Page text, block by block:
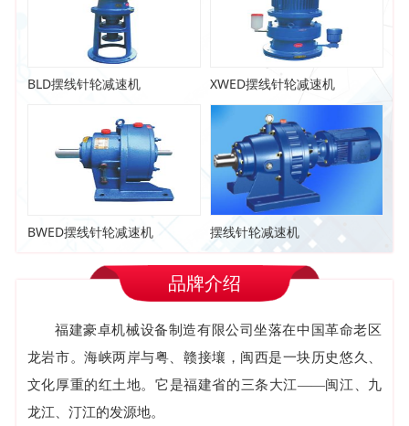
BLD摆线针轮减速机 XWED摆线针轮减速机
BWED摆线针轮减速机 摆线针轮减速机
品牌介绍
福建豪卓机械设备制造有限公司坐落在中国革命老区
龙岩市。海峡两岸与粤、赣接壤，闽西是一块历史悠久、
文化厚重的红土地。它是福建省的三条大江——闽江、九
龙江、汀江的发源地。